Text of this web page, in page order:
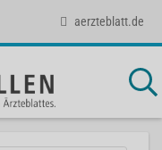
aerzteblatt.de